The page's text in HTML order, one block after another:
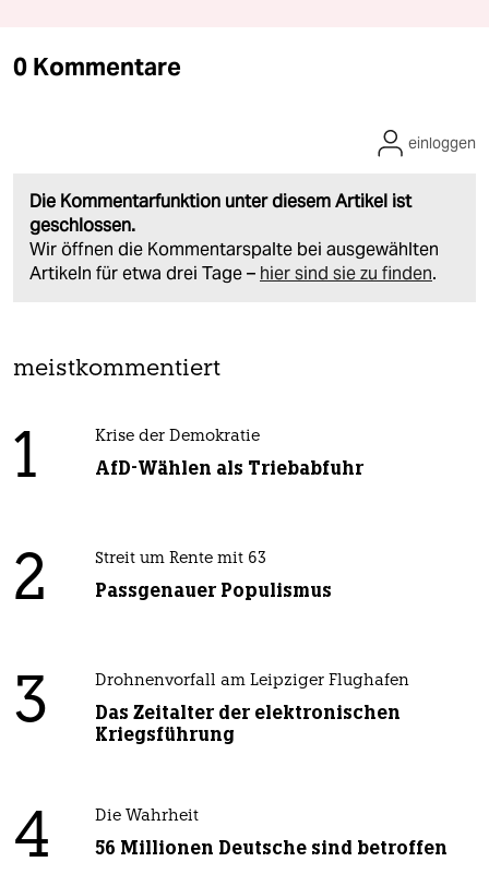
0 Kommentare
Die Kommentarfunktion unter diesem Artikel ist
geschlossen.
Wir öffnen die Kommentarspalte bei ausgewählten
Artikeln für etwa drei Tage – hier sind sie zu finden.
einloggen
meistkommentiert
1 Krise der Demokratie
AfD-Wählen als Triebabfuhr
2 Streit um Rente mit 63
Passgenauer Populismus
3 Drohnenvorfall am Leipziger Flughafen
Das Zeitalter der elektronischen
Kriegsführung
4 Die Wahrheit
56 Millionen Deutsche sind betroffen